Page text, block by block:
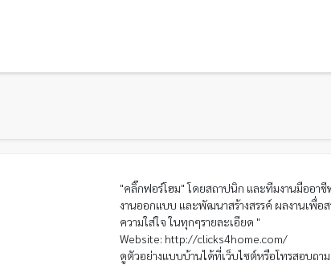
"คลิ๊กฟอร์โฮม" โดยสถาปนิก และทีมงานมืออาชี
งานออกแบบ และพัฒนาสร้างสรรค์ ผลงานเพื่อ
ความใส่ใจ ในทุกๆรายละเอียด "
Website: http://clicks4home.com/